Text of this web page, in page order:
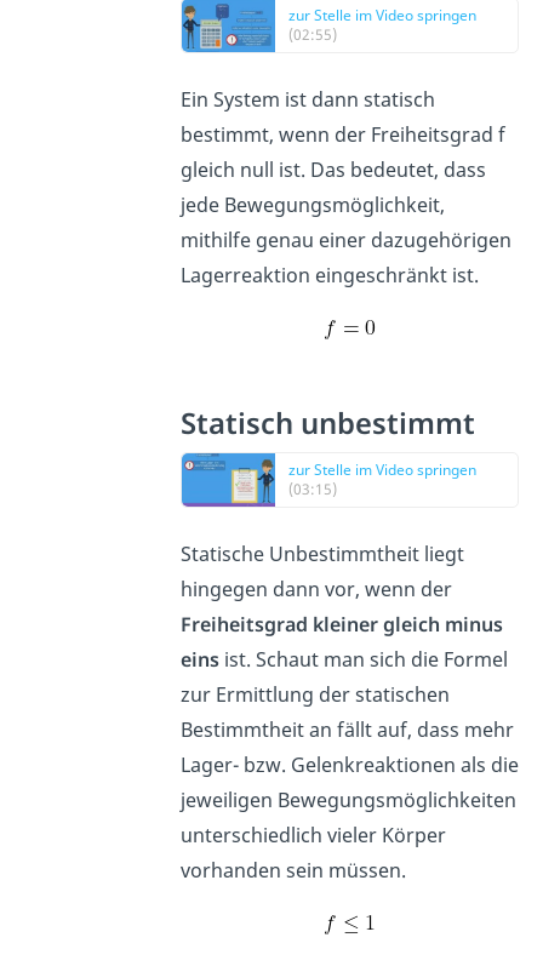
zur Stelle im Video springen
(02:55)
Ein System ist dann statisch
bestimmt, wenn der Freiheitsgrad f
gleich null ist. Das bedeutet, dass
jede Bewegungsmöglichkeit,
mithilfe genau einer dazugehörigen
Lagerreaktion eingeschränkt ist.
Statisch unbestimmt
zur Stelle im Video springen
(03:15)
Statische Unbestimmtheit liegt
hingegen dann vor, wenn der
Freiheitsgrad kleinergleich minus
einsist. Schaut man sich die Formel
zur Ermittlung der statischen
Bestimmtheit an fällt auf, dass mehr
Lager- bzw. Gelenkreaktionen als die
jeweiligen Bewegungsmöglichkeiten
unterschiedlich vieler Körper
vorhanden sein müssen.